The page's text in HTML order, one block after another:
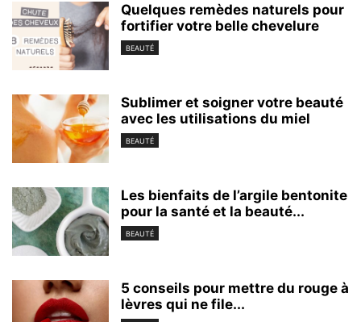
Quelques remèdes naturels pour
fortifier votre belle chevelure
BEAUTÉ
Sublimer et soigner votre beauté
avec les utilisations du miel
BEAUTÉ
Les bienfaits de l’argile bentonite
pour la santé et la beauté...
BEAUTÉ
5 conseils pour mettre du rouge à
lèvres qui ne file...